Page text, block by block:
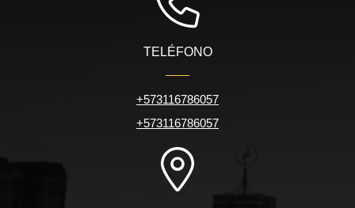
TELÉFONO
+573116786057
+573116786057